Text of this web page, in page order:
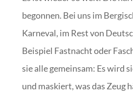
begonnen. Bei uns im
Karneval, im Rest von
Beispiel Fastnacht oder
sie alle gemeinsam: Es wird
und maskiert, was das Zeug